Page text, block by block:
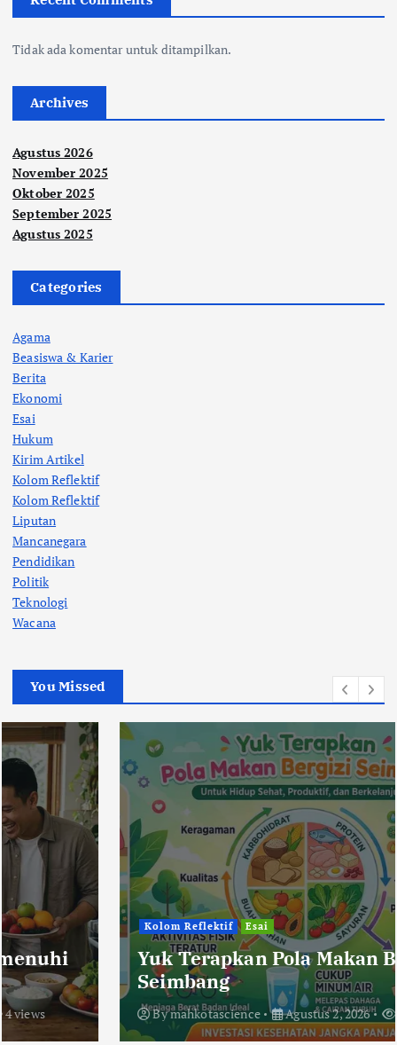
Tidak ada komentar untuk ditampilkan.
Archives
Agustus 2026
November 2025
Oktober 2025
September 2025
Agustus 2025
Categories
Agama
Beasiswa & Karier
Berita
Ekonomi
Esai
Hukum
Kirim Artikel
Kolom Reflektif
Kolom Reflektif
Liputan
Mancanegara
Pendidikan
Politik
Teknologi
Wacana
You Missed
Kolom Reflektif Esai
Yuk Terapkan Pola Makan Bergizi
Seimbang
Bymahkotascience Agustus 2, 2026 9 views